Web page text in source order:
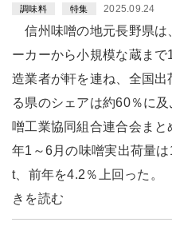
調味料 特集 2025.09.24
信州味噌の地元長野県は
ーカーから小規模な蔵まで
造業者が軒を連ね、全国出
る県のシェアは約60％に
噌工業協同組合連合会まと
年1～6月の味噌実出荷量
t、前年を4.2％上回った
きを読む